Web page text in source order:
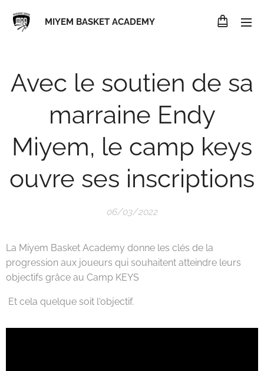
MIYEM BASKET ACADEMY
Avec le soutien de sa
marraine Endy
Miyem, le camp keys
ouvre ses inscriptions
06/03/2022
La Miyem Basket Academy donne les clés de la
progression aux joueurs qui souhaitent atteindre leurs
objectifs grâce au Camp KEYS 🔑
Et cela quelque soit l'objectif.